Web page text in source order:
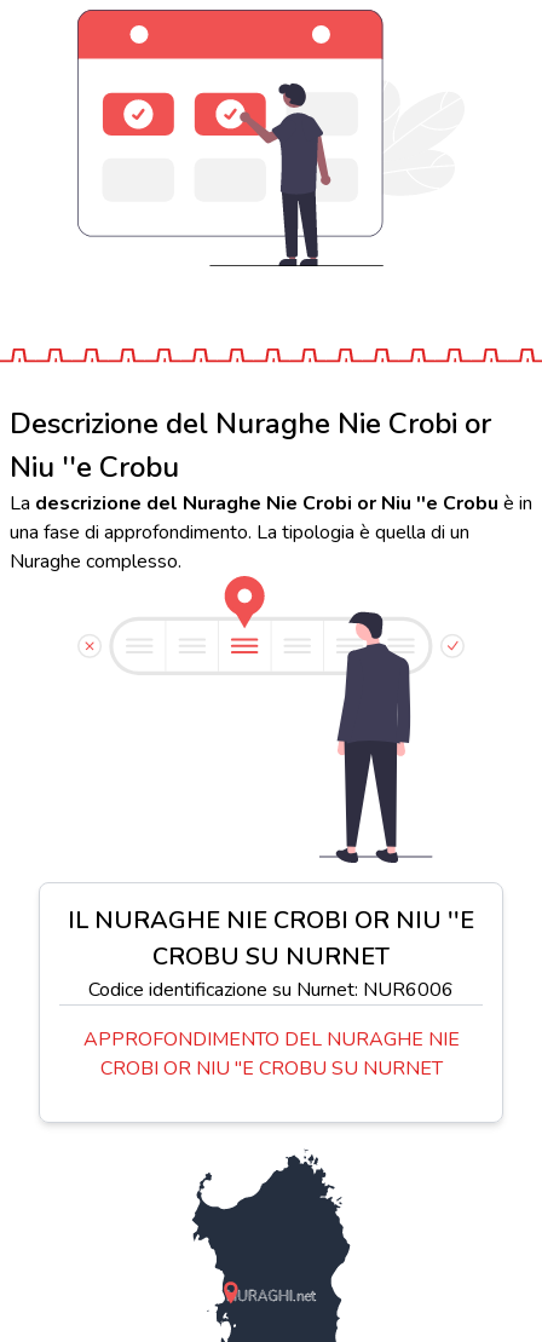
Descrizione del Nuraghe Nie Crobi or
Niu ''e Crobu
La descrizione del Nuraghe Nie Crobi or Niu ''e Crobu è in
una fase di approfondimento. La tipologia è quella di un
Nuraghe complesso.
IL NURAGHE NIE CROBI OR NIU ''E
CROBU SU NURNET
Codice identificazione su Nurnet: NUR6006
APPROFONDIMENTO DEL NURAGHE NIE
CROBI OR NIU ''E CROBU SU NURNET
NURAGHI.net